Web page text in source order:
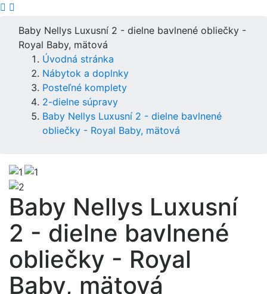
Baby Nellys Luxusní 2 - dielne bavlnené obliečky -
Royal Baby, mätová
Úvodná stránka
Nábytok a doplnky
Posteľné komplety
2-dielne súpravy
Baby Nellys Luxusní 2 - dielne bavlnené
obliečky - Royal Baby, mätová
Baby Nellys Luxusní
2 - dielne bavlnené
obliečky - Royal
Baby, mätová